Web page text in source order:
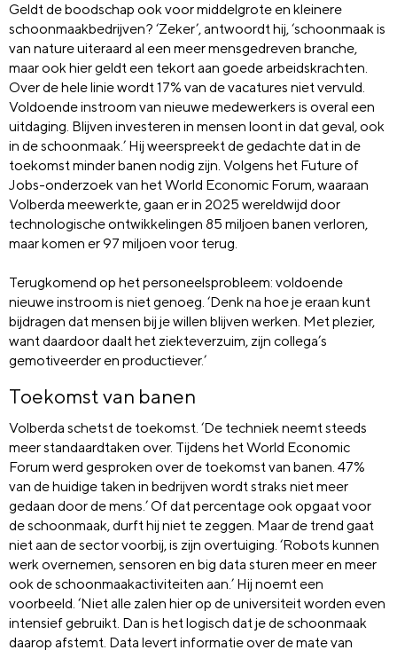
Geldt de boodschap ook voor middelgrote en kleinere
schoonmaakbedrijven? ‘Zeker’, antwoordt hij, ‘schoonmaak is
van nature uiteraard al een meer mensgedreven branche,
maar ook hier geldt een tekort aan goede arbeidskrachten.
Over de hele linie wordt 17% van de vacatures niet vervuld.
Voldoende instroom van nieuwe medewerkers is overal een
uitdaging. Blijven investeren in mensen loont in dat geval, ook
in de schoonmaak.’ Hij weerspreekt de gedachte dat in de
toekomst minder banen nodig zijn. Volgens het Future of
Jobs-onderzoek van het World Economic Forum, waaraan
Volberda meewerkte, gaan er in 2025 wereldwijd door
technologische ontwikkelingen 85 miljoen banen verloren,
maar komen er 97 miljoen voor terug.
Terugkomend op het personeelsprobleem: voldoende
nieuwe instroom is niet genoeg. ‘Denk na hoe je eraan kunt
bijdragen dat mensen bij je willen blijven werken. Met plezier,
want daardoor daalt het ziekteverzuim, zijn collega’s
gemotiveerder en productiever.’
Toekomst van banen
Volberda schetst de toekomst. ‘De techniek neemt steeds
meer standaardtaken over. Tijdens het World Economic
Forum werd gesproken over de toekomst van banen. 47%
van de huidige taken in bedrijven wordt straks niet meer
gedaan door de mens.’ Of dat percentage ook opgaat voor
de schoonmaak, durft hij niet te zeggen. Maar de trend gaat
niet aan de sector voorbij, is zijn overtuiging. ‘Robots kunnen
werk overnemen, sensoren en big data sturen meer en meer
ook de schoonmaakactiviteiten aan.’ Hij noemt een
voorbeeld. ‘Niet alle zalen hier op de universiteit worden even
intensief gebruikt. Dan is het logisch dat je de schoonmaak
daarop afstemt. Data levert informatie over de mate van